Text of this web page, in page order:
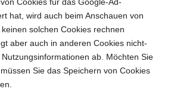
Cookies für das Google-Ad-
hat, wird auch beim Anschauen von
solchen Cookies rechnen
aber auch in anderen Cookies nicht-
ab. Möchten Sie
Sie das Speichern von Cookies